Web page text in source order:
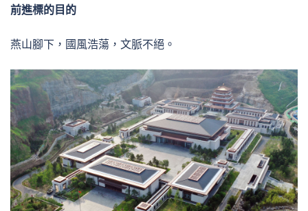
前進標的目的
燕山腳下，國風浩蕩，文脈不絕。